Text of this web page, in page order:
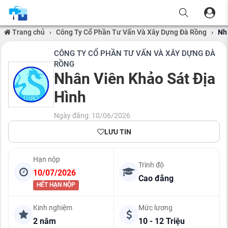
Trang chủ › Công Ty Cổ Phần Tư Vấn Và Xây Dựng Đà Rồng ›
CÔNG TY CỔ PHẦN TƯ VẤN VÀ XÂY DỰNG ĐÀ
RỒNG
Nhân Viên Khảo Sát Địa
Hình
Ngày đăng: 10/06/2026
LƯU TIN
Hạn nộp
10/07/2026
HẾT HẠN NỘP
Trình độ
Cao đẳng
Kinh nghiệm
2 năm
Mức lương
10 - 12 Triệu